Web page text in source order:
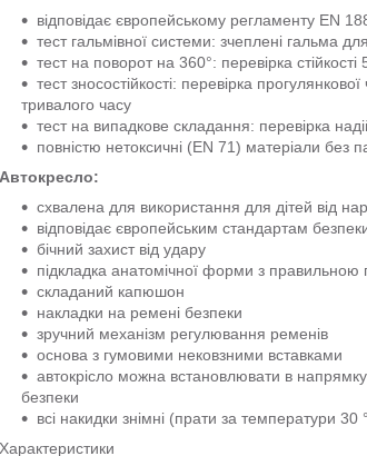
відповідає європейському регламенту EN
тест гальмівної системи: зчеплені гальма
тест на поворот на 360°: перевірка
тест зносостійкості: перевірка
тривалого часу
тест на випадкове складання: перевірка
повністю нетоксичні (EN 71) матеріали без
Автокресло:
схвалена для використання для дітей від
відповідає європейським стандартам
бічний захист від удару
підкладка анатомічної форми з правильною
складаний капюшон
накладки на ремені безпеки
зручний механізм регулювання ременів
основа з гумовими нековзними вставками
автокрісло можна встановлювати в
безпеки
всі накидки знімні (прати за температури 30
Характеристики